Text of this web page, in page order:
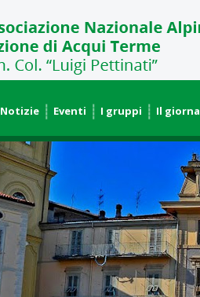
Notizie Eventi I gruppi Il